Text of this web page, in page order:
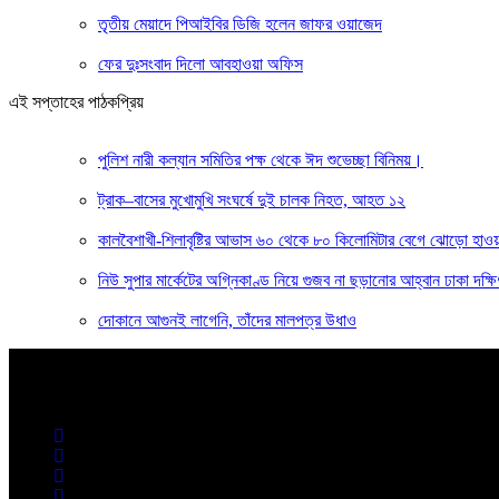
তৃতীয় মেয়াদে পিআইবির ডিজি হলেন জাফর ওয়াজেদ
ফের দুঃসংবাদ দিলো আবহাওয়া অফিস
এই সপ্তাহের পাঠকপ্রিয়
পুলিশ নারী কল্যান সমিতির পক্ষ থেকে ঈদ শুভেচ্ছা বিনিময়।
ট্রাক–বাসের মুখোমুখি সংঘর্ষে দুই চালক নিহত, আহত ১২
কালবৈশাখী-শিলাবৃষ্টির আভাস ৬০ থেকে ৮০ কিলোমিটার বেগে ঝোড়ো
নিউ সুপার মার্কেটের অগ্নিকাণ্ড নিয়ে গুজব না ছড়ানোর আহ্বান ঢাকা
দোকানে আগুনই লাগেনি, তাঁদের মালপত্র উধাও